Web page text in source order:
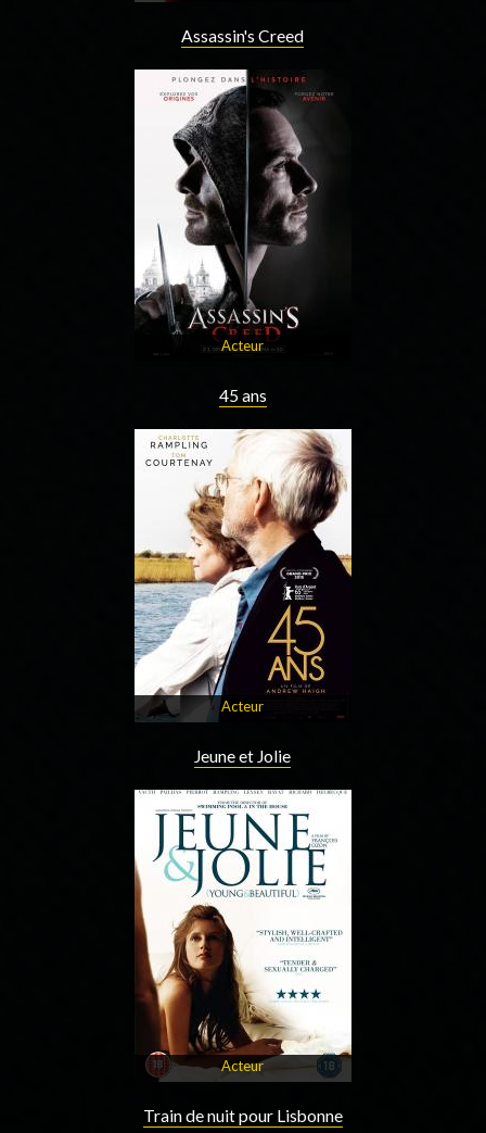
Assassin's Creed
Acteur
45 ans
Acteur
Jeune et Jolie
Acteur
Train de nuit pour Lisbonne